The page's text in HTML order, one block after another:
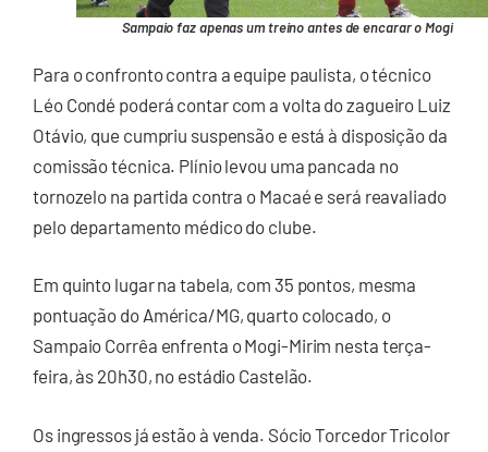
Sampaio faz apenas um treino antes de encarar o Mogi
Para o confronto contra a equipe paulista, o técnico
Léo Condé poderá contar com a volta do zagueiro Luiz
Otávio, que cumpriu suspensão e está à disposição da
comissão técnica. Plínio levou uma pancada no
tornozelo na partida contra o Macaé e será reavaliado
pelo departamento médico do clube.
Em quinto lugar na tabela, com 35 pontos, mesma
pontuação do América/MG, quarto colocado, o
Sampaio Corrêa enfrenta o Mogi-Mirim nesta terça-
feira, às 20h30, no estádio Castelão.
Os ingressos já estão à venda. Sócio Torcedor Tricolor